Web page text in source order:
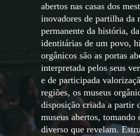
abertos nas casas dos
inovadores de partilha da
permanente da história,
identitárias de um povo,
orgânicos são as portas
interpretada pelos seus
e de participada
regiões, os museus
disposição criada a partir
museus abertos,
diverso que revelam.